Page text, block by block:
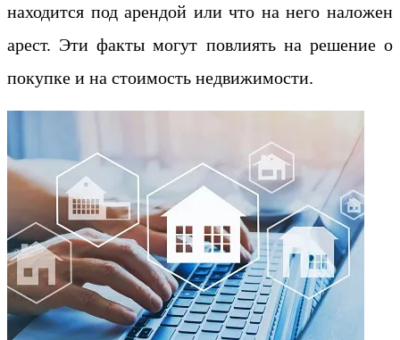
находится под арендой или что на него наложен
арест. Эти факты могут повлиять на решение о
покупке и на стоимость недвижимости.